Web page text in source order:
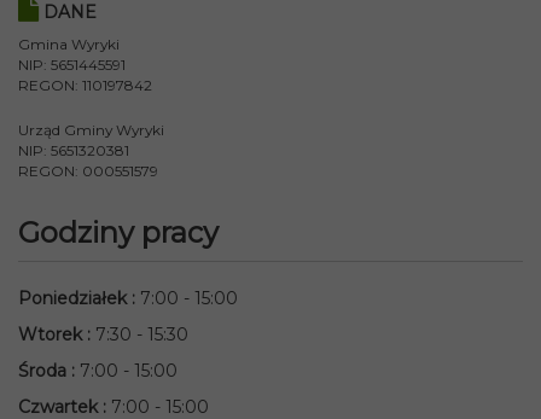
DANE
Gmina Wyryki
NIP: 5651445591
REGON: 110197842
Urząd Gminy Wyryki
NIP: 5651320381
REGON: 000551579
Godziny pracy
Poniedziałek: 7:00 - 15:00
Wtorek: 7:30 - 15:30
Środa : 7:00 - 15:00
Czwartek: 7:00 - 15:00